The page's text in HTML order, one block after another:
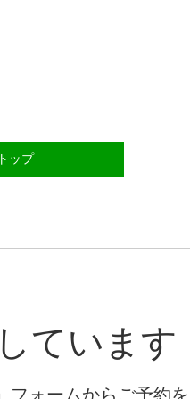
ップ
ています
フォームからご予約